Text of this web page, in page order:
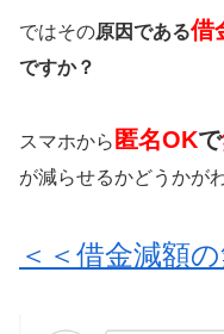
ではその原因である借
ですか？
スマホから 匿名OKで
が減らせるかどうかが
＜＜借金減額